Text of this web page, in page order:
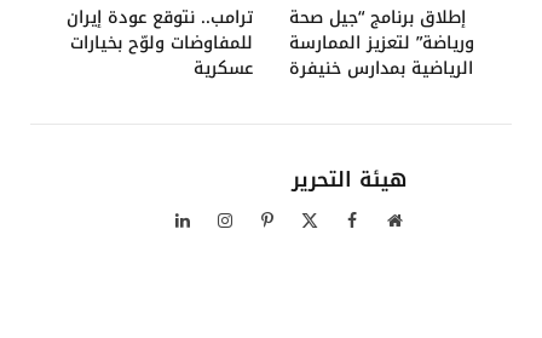
إطلاق برنامج “جيل صحة
ورياضة” لتعزيز الممارسة
الرياضية بمدارس خنيفرة
ترامب.. نتوقع عودة إيران
للمفاوضات ولوّح بخيارات
عسكرية
هيئة التحرير
موقع فيسبوك بينتيريستالانستغراملينكدإن